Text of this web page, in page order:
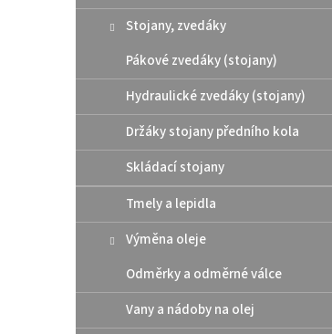
Stojany, zvedáky
Pákové zvedáky (stojany)
Hydraulické zvedáky (stojany)
Držáky stojany předního kola
Skládací stojany
Tmely a lepidla
Výměna oleje
Odměrky a odměrné válce
Vany a nádoby na olej